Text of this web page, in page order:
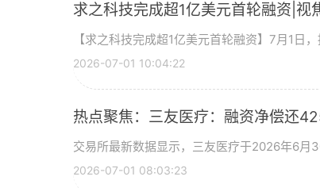
求之科技完成超1亿美元首轮融资|视
【求之科技完成超1亿美元首轮融资】7月1日
2026-07-01 10:04:22
热点聚焦：三友医疗：融资净偿还
交易所最新数据显示，三友医疗于2026年6月
2026-07-01 08:03:23